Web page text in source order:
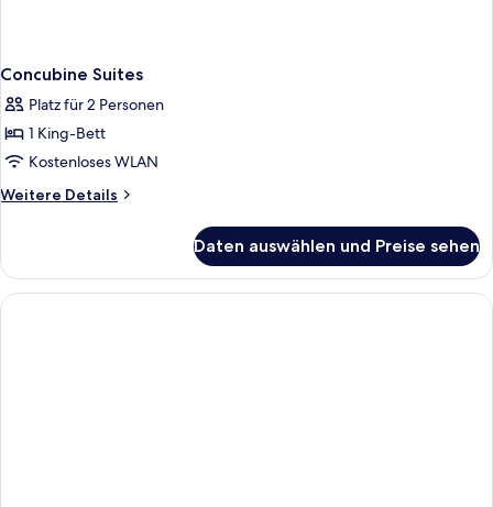
Concubine Suites
Platz für 2 Personen
1 King-Bett
Kostenloses WLAN
Weitere Details
Weitere
Suites
Daten auswählen und Preise sehen